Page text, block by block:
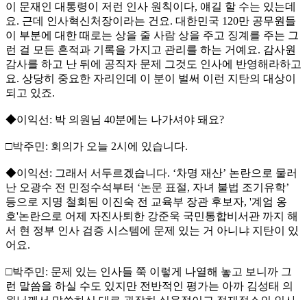
이 문재인 대통령이 저런 인사 원칙이다, 얘길 할 수는 있는데
요. 근데 인사혁신처장이라는 건요. 대한민국 120만 공무원들
이 부분에 대한 때로는 상을 줄 사람 상을 주고 징계를 주는 그
런 걸 모든 흔적과 기록을 가지고 관리를 하는 거예요. 감사원
감사를 하고 난 뒤에 공직자 문제 그것도 인사에 반영해라하고
요. 상당히 중요한 자리인데 이 분이 벌써 이런 지탄의 대상이
되고 있죠.
◆이익선: 박 의원님 40분에는 나가셔야 돼요?
□박주민: 회의가 오늘 2시에 있습니다.
◆이익선: 그래서 서두르겠습니다. ‘차명 재산’ 논란으로 물러
난 오광수 전 민정수석부터 ‘논문 표절, 자녀 불법 조기유학’
등으로 지명 철회된 이진숙 전 교육부 장관 후보자, '계엄 옹
호'논란으로 어제 자진사퇴한 강준욱 국민통합비서관 까지 해
서 현 정부 인사 검증 시스템에 문제 있는 거 아니냐 지탄이 있
어요.
□박주민: 문제 있는 인사들 쭉 이렇게 나열해 놓고 보니까 그
런 말씀을 하실 수도 있지만 전반적인 평가는 아까 김성태 의